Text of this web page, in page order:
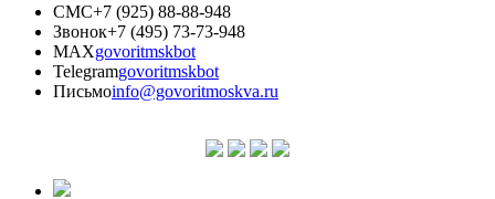
СМС+7 (925) 88-88-948
Звонок+7 (495) 73-73-948
MAXgovoritmskbot
Telegramgovoritmskbot
Письмоinfo@govoritmoskva.ru